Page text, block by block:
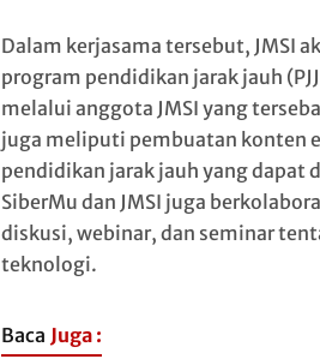
Dalam kerjasama tersebut, JMSI
program pendidikan jarak jauh
melalui anggota JMSI yang
juga meliputi pembuatan konten
pendidikan jarak jauh yang dapat
SiberMu dan JMSI juga
diskusi, webinar, dan seminar
teknologi.
Baca Juga :